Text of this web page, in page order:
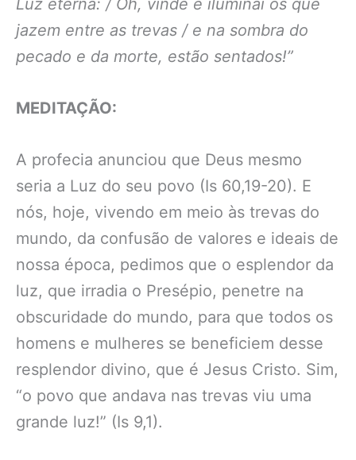
jazem entre as trevas / e na sombra do
pecado e da morte, estão sentados!”
MEDITAÇÃO:
A profecia anunciou que Deus mesmo
seria a Luz do seu povo (Is 60,19-20). E
nós, hoje, vivendo em meio às trevas do
mundo, da confusão de valores e ideais de
nossa época, pedimos que o esplendor da
luz, que irradia o Presépio, penetre na
obscuridade do mundo, para que todos os
homens e mulheres se beneficiem desse
resplendor divino, que é Jesus Cristo. Sim,
“o povo que andava nas trevas viu uma
grande luz!” (Is 9,1).